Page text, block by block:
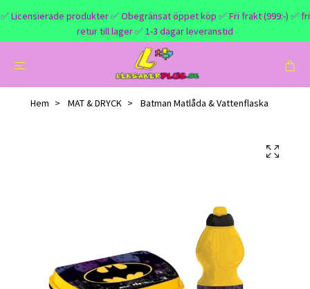
✅ Licensierade produkter ✅ Obegränsat öppet köp ✅ Fri frakt (999:-) ✅ fri
retur till lager ✅ 1-3 dagar leveranstid
Hem MAT & DRYCK Batman Matlåda & Vattenflaska